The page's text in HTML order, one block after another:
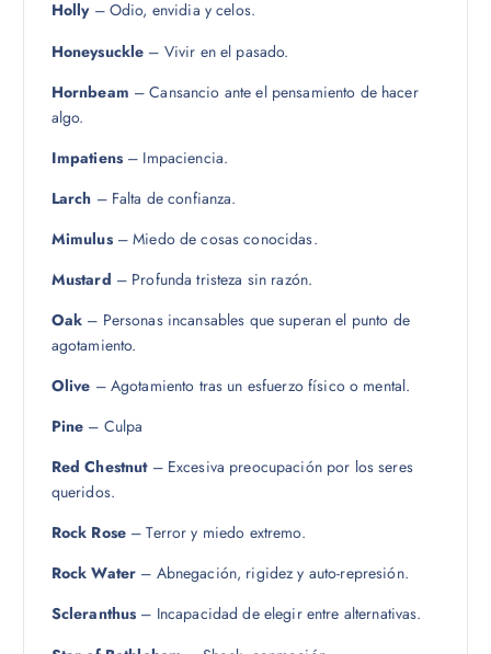
Holly– Odio, envidia y celos.
Honeysuckle – Vivir en el pasado.
Hornbeam – Cansancio ante el pensamiento de hacer
algo.
Impatiens – Impaciencia.
Larch – Falta de confianza.
Mimulus– Miedo de cosas conocidas.
Mustard – Profunda tristeza sin razón.
Oak – Personas incansables que superan el punto de
agotamiento.
Olive – Agotamiento tras un esfuerzo físico o mental.
Pine – Culpa
Red Chestnut– Excesiva preocupación por los seres
queridos.
Rock Rose – Terror y miedo extremo.
Rock Water – Abnegación, rigidez y auto-represión.
Scleranthus – Incapacidad de elegir entre alternativas.